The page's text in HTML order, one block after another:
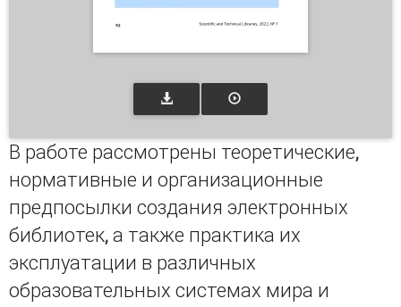
В работе рассмотрены теоретические,
нормативные и организационные
предпосылки создания электронных
библиотек, а также практика их
эксплуатации в различных
образовательных системах мира и